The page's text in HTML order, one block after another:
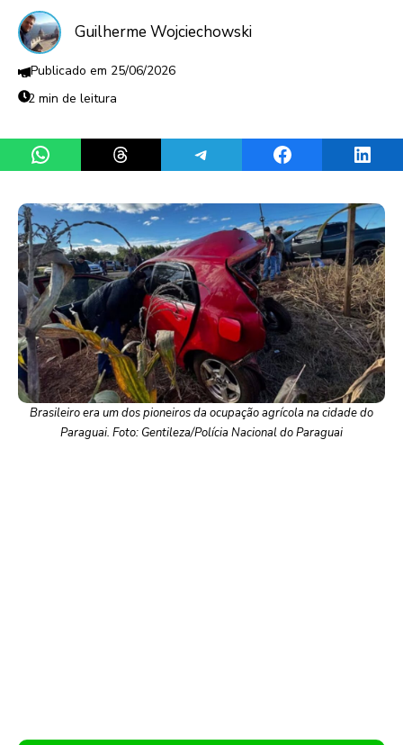
Guilherme Wojciechowski
25/06/2026
2 min de leitura
Share on WhatsAppShare on ThreadsShare on TelegramShare on Facebook
Brasileiro era um dos pioneiros da ocupação agrícola na cidade do
Paraguai. Foto: Gentileza/Polícia Nacional do Paraguai